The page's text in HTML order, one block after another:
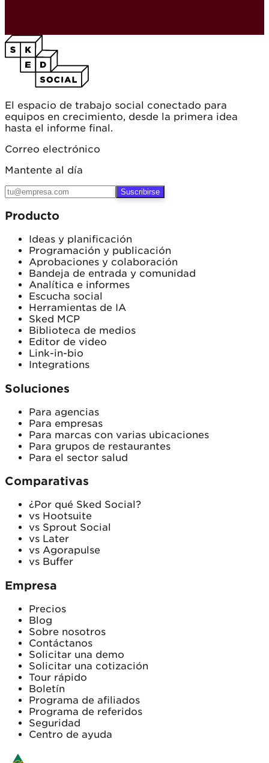
El espacio de trabajo social conectado para
equipos en crecimiento, desde la primera idea
hasta el informe final.
Correo electrónico
Mantente al día
Suscribirse
Producto
Ideas y planificación
Programación y publicación
Aprobaciones y colaboración
Bandeja de entrada y comunidad
Analítica e informes
Escucha social
Herramientas de IA
Sked MCP
Biblioteca de medios
Editor de video
Link-in-bio
Integrations
Soluciones
Para agencias
Para empresas
Para marcas con varias ubicaciones
Para grupos de restaurantes
Para el sector salud
Comparativas
¿Por qué Sked Social?
vs Hootsuite
vs Sprout Social
vs Later
vs Agorapulse
vs Buffer
Empresa
Precios
Blog
Sobre nosotros
Contáctanos
Solicitar una demo
Solicitar una cotización
Tour rápido
Boletín
Programa de afiliados
Programa de referidos
Seguridad
Centro de ayuda